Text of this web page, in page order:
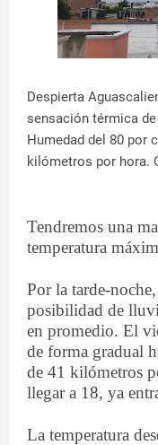
Despierta
sensación térmica
Humedad del 80 por
kilómetros por hora.
Tendremos una
temperatura
Por la tarde-
posibilidad de
en promedio. El
de forma gradual
de 41 kilómetros
llegar a 18, ya
La temperatura